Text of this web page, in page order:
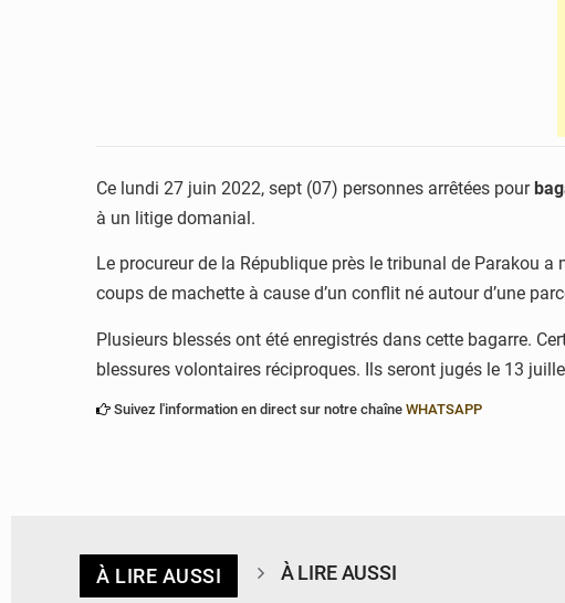
Ce lundi 27 juin 2022, sept (07) personnes arrêtées pour
à un litige domanial.
Le procureur de la République près le tribunal de Parakou
coups de machette à cause d’un conflit né autour d’une
Plusieurs blessés ont été enregistrés dans cette bagarre.
blessures volontaires réciproques. Ils seront jugés le 13
Suivez l'information en direct sur notre chaîne WHATSAPP
À LIRE AUSSI À LIRE AUSSI